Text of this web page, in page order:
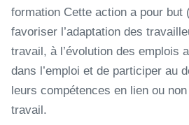
formation Cette action a pour but
favoriser l’adaptation des
travail, à l’évolution des emplois
dans l’emploi et de participer au
leurs compétences en lien ou
travail.